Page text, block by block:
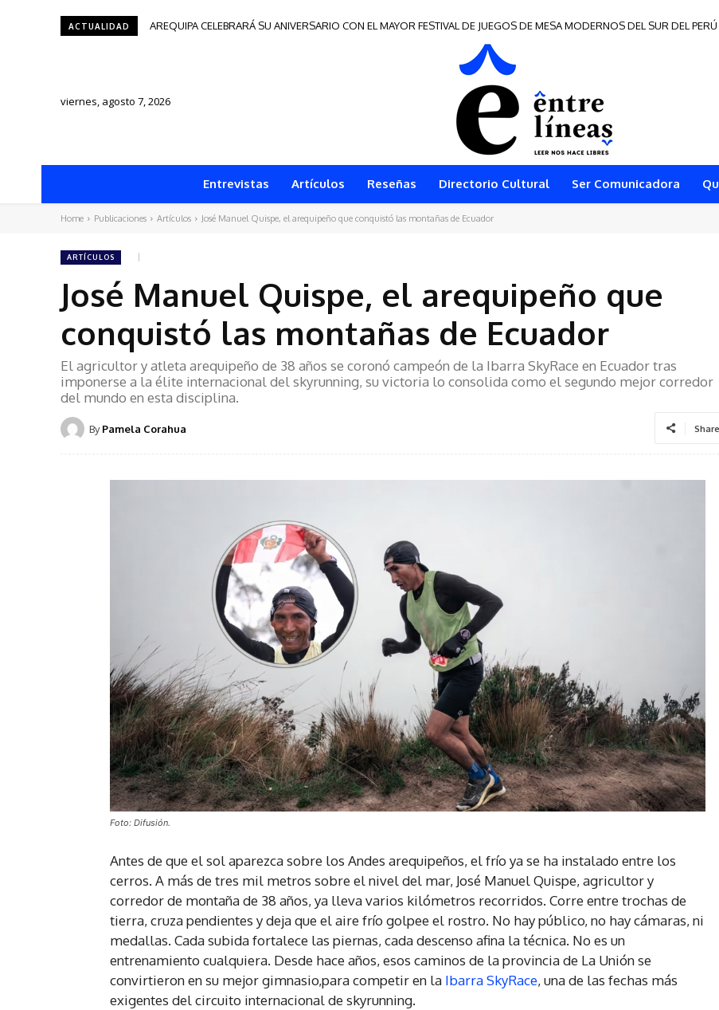
ACTUALIDAD AREQUIPA CELEBRARÁ SU ANIVERSARIO CON EL MAYOR FESTIVAL DE JUEGOS DE MESA MODERNOS DEL SUR DEL PERÚ
viernes, agosto 7, 2026
Entrevistas Artículos Reseñas Directorio Cultural Ser Comunicadora
Home Publicaciones Artículos José Manuel Quispe, el arequipeño que conquistó las montañas de Ecuador
ARTÍCULOS
José Manuel Quispe, el arequipeño que
conquistó las montañas de Ecuador
El agricultor y atleta arequipeño de 38 años se coronó campeón de la Ibarra SkyRace en Ecuador tras
imponerse a la élite internacional del skyrunning, su victoria lo consolida como el segundo mejor corredor
del mundo en esta disciplina.
By Pamela Corahua Share
Foto: Difusión.
Antes de que el sol aparezca sobre los Andes arequipeños, el frío ya se ha instalado entre los
cerros. A más de tres mil metros sobre el nivel del mar, José Manuel Quispe, agricultor y
corredor de montaña de 38 años, ya lleva varios kilómetros recorridos. Corre entre trochas de
tierra, cruza pendientes y deja que el aire frío golpee el rostro. No hay público, no hay cámaras, ni
medallas. Cada subida fortalece las piernas, cada descenso afina la técnica. No es un
entrenamiento cualquiera. Desde hace años, esos caminos de la provincia de La Unión se
convirtieron en su mejor gimnasio,para competir en la Ibarra SkyRace, una de las fechas más
exigentes del circuito internacional de skyrunning.